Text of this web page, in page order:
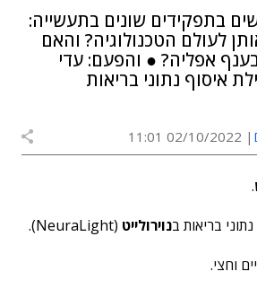
בתפקידים שונים בתעשייה:
לעולם הטכנולוגיה? והאם
אפליה? ● והפעם: עדי
איסוף נתוני בריאות
02/10/2022 11:01
.
בריאות בנוירולייט (NeuraLight).
וחצי.